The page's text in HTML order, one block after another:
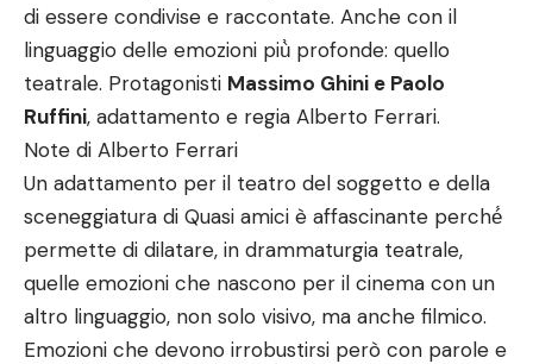
di essere condivise e raccontate. Anche con il
linguaggio delle emozioni più̀ profonde: quello
teatrale. Protagonisti Massimo Ghini e Paolo
Ruffini, adattamento e regia Alberto Ferrari.
Note di Alberto Ferrari
Un adattamento per il teatro del soggetto e della
sceneggiatura di Quasi amici è affascinante perché́
permette di dilatare, in drammaturgia teatrale,
quelle emozioni che nascono per il cinema con un
altro linguaggio, non solo visivo, ma anche filmico.
Emozioni che devono irrobustirsi però con parole e